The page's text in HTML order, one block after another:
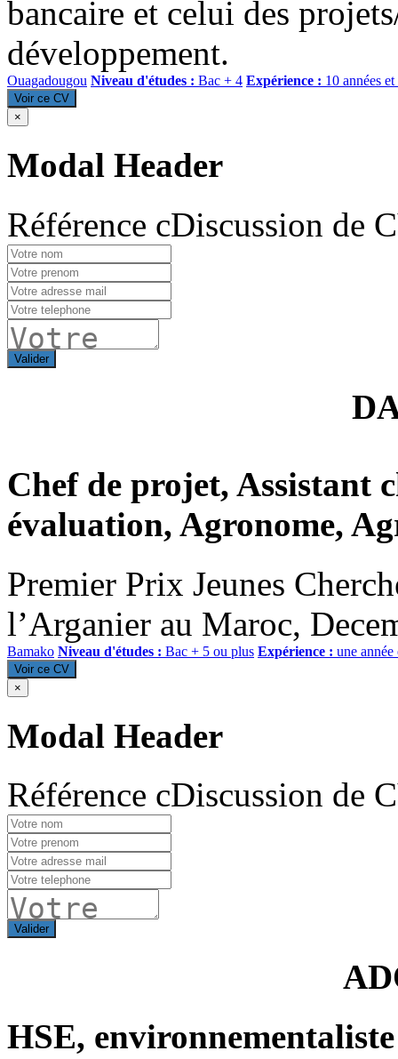
bancaire et celui des
développement.
Ouagadougou Niveau d'études : Bac + 4 Expérience : 10 années
Voir ce CV
×
Modal Header
Référence cDiscussion de
Valider
Chef de projet, Assistant
évaluation, Agronome,
Premier Prix Jeunes
l’Arganier au Maroc,
Bamako Niveau d'études : Bac + 5 ou plus Expérience : une
Voir ce CV
×
Modal Header
Référence cDiscussion de
Valider
HSE, environnementaliste